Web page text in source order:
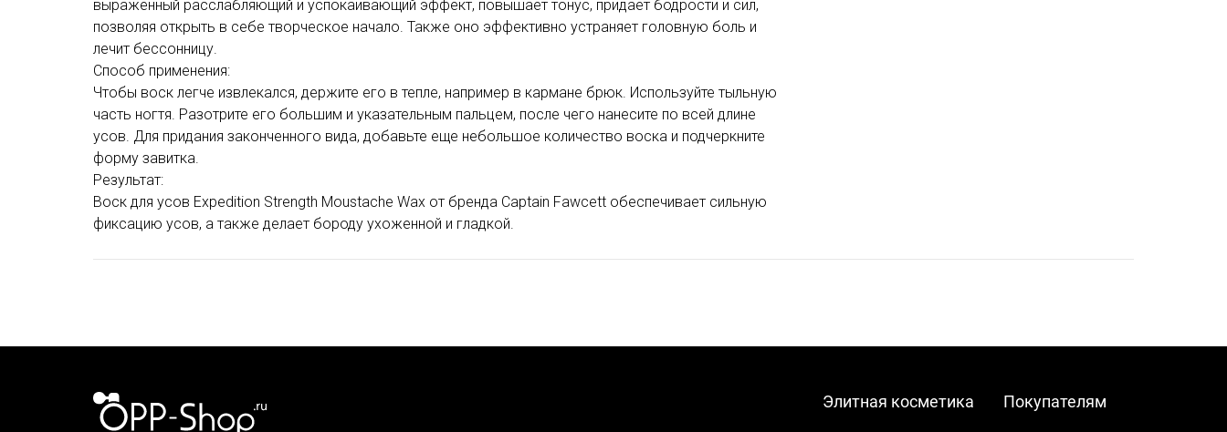
выраженный расслабляющий и успокаивающий эффект, повышает тонус, придает бодрости и сил,
позволяя открыть в себе творческое начало. Также оно эффективно устраняет головную боль и
лечит бессонницу.
Способ применения:
Чтобы воск легче извлекался, держите его в тепле, например в кармане брюк. Используйте тыльную
часть ногтя. Разотрите его большим и указательным пальцем, после чего нанесите по всей длине
усов. Для придания законченного вида, добавьте еще небольшое количество воска и подчеркните
форму завитка.
Результат:
Воск для усов Expedition Strength Moustache Wax от бренда Captain Fawcett обеспечивает сильную
фиксацию усов, а также делает бороду ухоженной и гладкой.
Элитная косметика Покупателям